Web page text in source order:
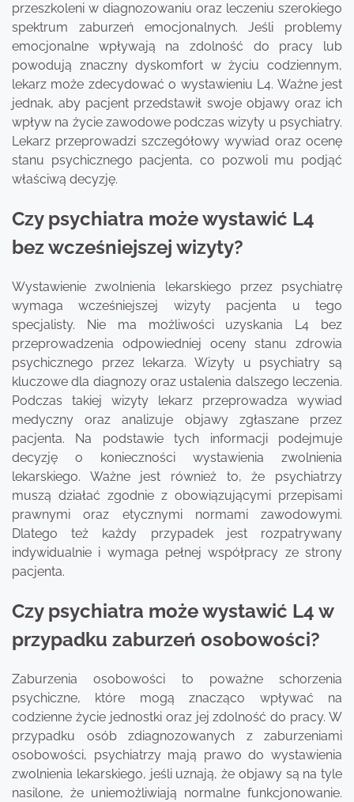
przeszkoleni w diagnozowaniu oraz leczeniu szerokiego
spektrum zaburzeń emocjonalnych. Jeśli problemy
emocjonalne wpływają na zdolność do pracy lub
powodują znaczny dyskomfort w życiu codziennym,
lekarz może zdecydować o wystawieniu L4. Ważne jest
jednak, aby pacjent przedstawił swoje objawy oraz ich
wpływ na życie zawodowe podczas wizyty u psychiatry.
Lekarz przeprowadzi szczegółowy wywiad oraz ocenę
stanu psychicznego pacjenta, co pozwoli mu podjąć
właściwą decyzję.
Czy psychiatra może wystawić L4
bez wcześniejszej wizyty?
Wystawienie zwolnienia lekarskiego przez psychiatrę
wymaga wcześniejszej wizyty pacjenta u tego
specjalisty. Nie ma możliwości uzyskania L4 bez
przeprowadzenia odpowiedniej oceny stanu zdrowia
psychicznego przez lekarza. Wizyty u psychiatry są
kluczowe dla diagnozy oraz ustalenia dalszego leczenia.
Podczas takiej wizyty lekarz przeprowadza wywiad
medyczny oraz analizuje objawy zgłaszane przez
pacjenta. Na podstawie tych informacji podejmuje
decyzję o konieczności wystawienia zwolnienia
lekarskiego. Ważne jest również to, że psychiatrzy
muszą działać zgodnie z obowiązującymi przepisami
prawnymi oraz etycznymi normami zawodowymi.
Dlatego też każdy przypadek jest rozpatrywany
indywidualnie i wymaga pełnej współpracy ze strony
pacjenta.
Czy psychiatra może wystawić L4 w
przypadku zaburzeń osobowości?
Zaburzenia osobowości to poważne schorzenia
psychiczne, które mogą znacząco wpływać na
codzienne życie jednostki oraz jej zdolność do pracy. W
przypadku osób zdiagnozowanych z zaburzeniami
osobowości, psychiatrzy mają prawo do wystawienia
zwolnienia lekarskiego, jeśli uznają, że objawy są na tyle
nasilone, że uniemożliwiają normalne funkcjonowanie.